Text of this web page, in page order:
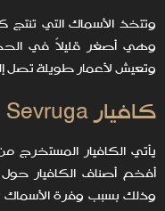
وتتخذ الأسماك التي تنتج
وهي أصغر قليلاً في
وتعيش لأعمار طويلة تصل إلى 50
كافيار Sevruga
يأتي الكافيار المستخرج
أفخم أصناف الكافيار حول
وذلك بسبب وفرة الأسماك